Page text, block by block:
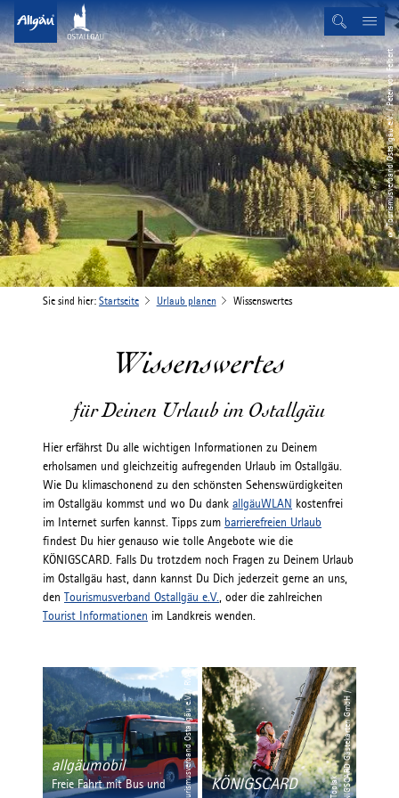
© Tourismusverband Ostallgäu e.V. / Peter von Felbert
Sie sind hier: Startseite Urlaub planen Wissenswertes
Wissenswertes
für Deinen Urlaub im Ostallgäu
Hier erfährst Du alle wichtigen Informationen zu Deinem
erholsamen und gleichzeitig aufregenden Urlaub im Ostallgäu.
Wie Du klimaschonend zu den schönsten Sehenswürdigkeiten
im Ostallgäu kommst und wo Du dank allgäuWLAN kostenfrei
im Internet surfen kannst. Tipps zum barrierefreien Urlaub
findest Du hier genauso wie tolle Angebote wie die
KÖNIGSCARD. Falls Du trotzdem noch Fragen zu Deinem Urlaub
im Ostallgäu hast, dann kannst Du Dich jederzeit gerne an uns,
den
Tourismusverband Ostallgäu e.V., oder die zahlreichen
Tourist Informationen im Landkreis wenden.
allgäumobil
Freie Fahrt mit Bus und
© Tourismusverband Ostallgäu e.V. / RVA KÖNIGSCARD ©
K
Ö
N
I
G
S
C
A
R
D
G
ä
s
t
e
k
a
r
t
e
n
G
m
b
H
/
Si
m
o
n
T
o
pl
a